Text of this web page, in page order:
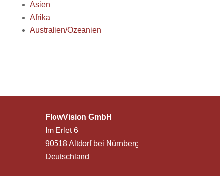
Asien
Afrika
Australien/Ozeanien
FlowVision GmbH
Im Erlet 6
90518 Altdorf bei Nürnberg
Deutschland